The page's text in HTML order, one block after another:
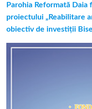
Parohia Reformată
proiectului „Reabilitare
obiectiv de investiții